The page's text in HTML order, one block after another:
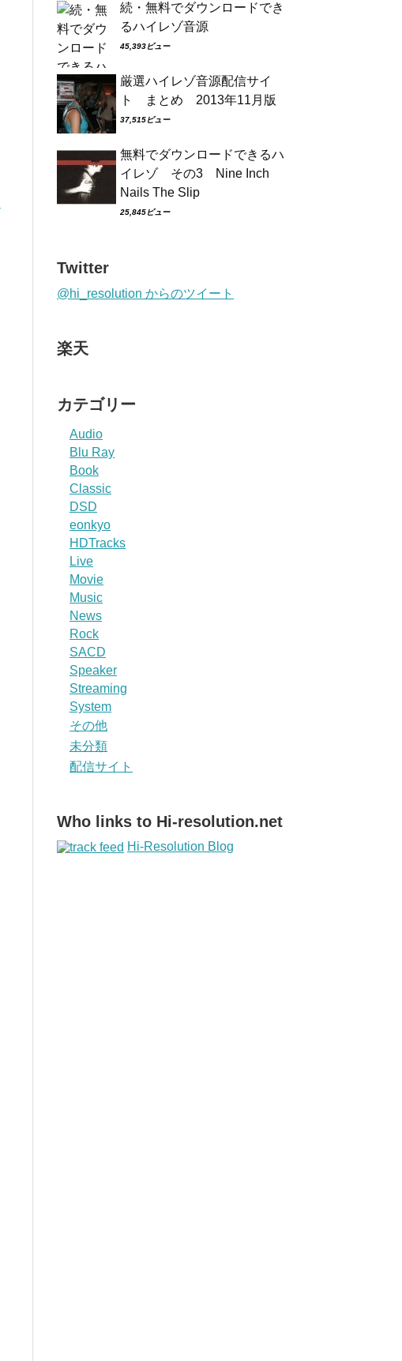
続・無料でダウンロードでき
るハイレゾ音源
45,393ビュー
厳選ハイレゾ音源配信サイ
ト まとめ 2013年11月版
37,515ビュー
無料でダウンロードできるハ
イレゾ その3 Nine Inch
Nails The Slip
25,845ビュー
Twitter
@hi_resolution からのツイート
楽天
カテゴリー
Audio
Blu Ray
Book
Classic
DSD
eonkyo
HDTracks
Live
Movie
Music
News
Rock
SACD
Speaker
Streaming
System
その他
未分類
配信サイト
Who links to Hi-resolution.net
Hi-Resolution Blog